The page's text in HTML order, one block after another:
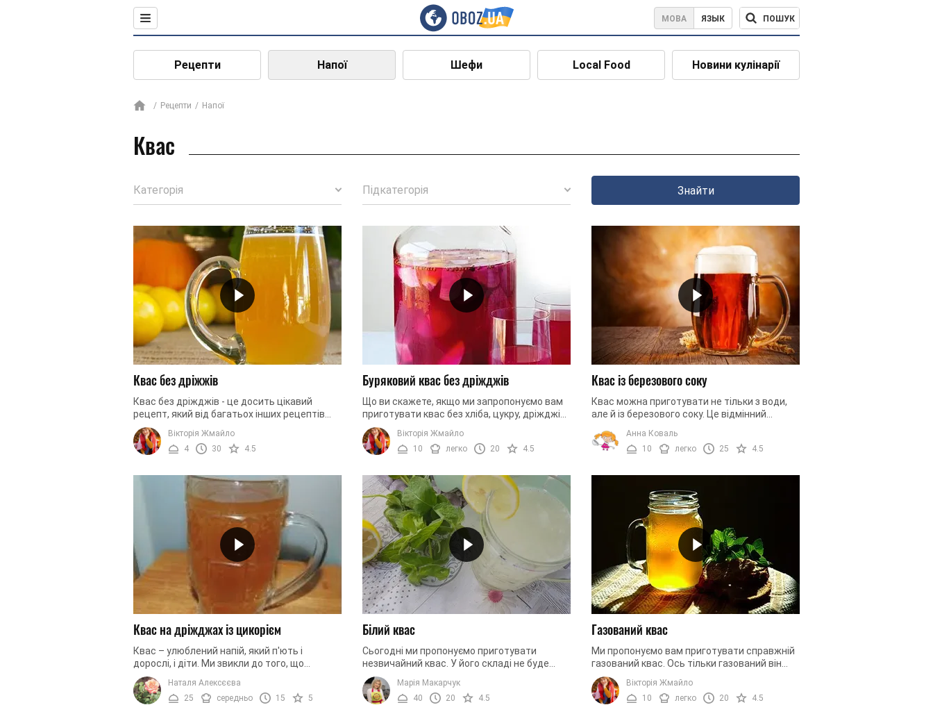
МОВА ЯЗЫК ПОШУК
Рецепти Напої Шефи Local Food Новини кулінарії
Рецепти Напої
Квас
Категорія Підкатегорія Знайти
Квас без дріжжів
Квас без дріжджів - це досить цікавий
рецепт, який від багатьох інших рецептів
домашнього квасу відрізняється
незвичайним способом приготування. Цей ...
Вікторія Жмайло
4
30 4.5
Буряковий квас без дріжджів
Що ви скажете, якщо ми запропонуємо вам
приготувати квас без хліба, цукру, дріжджів і
навіть без солодової закваски? Якщо вас
зацікавила ця ...
Вікторія Жмайло
10
легко 20 4.5
Квас із березового соку
Квас можна приготувати не тільки з води,
але й із березового соку. Це відмінний
підбродив і його не кожен ...
Анна Коваль
10
легко 25 4.5
Квас на дріжджах із цикорієм
Квас – улюблений напій, який п'ють і
дорослі, і діти. Ми звикли до того, що
традиційно квас готують як прохолодний
напій для втамування спраги, але ...
Наталя Алексєєва
25
середньо 15 5
Білий квас
Сьогодні ми пропонуємо приготувати
незвичайний квас. У його складі не буде
звичної хлібної закваски, а будуть лише
свіжі та соковиті лимони. Ви ...
Марія Макарчук
40
20 4.5
Газований квас
Ми пропонуємо вам приготувати справжній
газований квас. Ось тільки газований він
буде не за допомогою вуглекислоти, а
завдяки натуральному бродінню. ...
Вікторія Жмайло
10
легко 20 4.5